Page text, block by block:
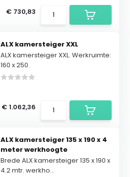
€ 730,83
ALX kamersteiger XXL
ALX kamersteiger XXL. Werkruimte:
160 x 250.
€ 1.062,36
ALX kamersteiger 135 x 190 x 4
meter werkhoogte
Brede ALX kamersteiger 135 x 190 x
4.2 mtr. werkho...